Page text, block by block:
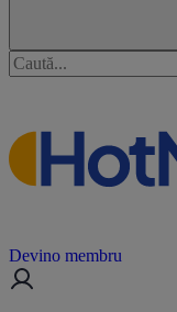
Devino membru